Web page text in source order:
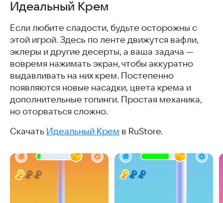
Идеальный Крем
Если любите сладости, будьте осторожны с
этой игрой. Здесь по ленте движутся вафли,
эклеры и другие десерты, а ваша задача —
вовремя нажимать экран, чтобы аккуратно
выдавливать на них крем. Постепенно
появляются новые насадки, цвета крема и
дополнительные топинги. Простая механика,
но оторваться сложно.
Скачать Идеальный Крем в RuStore.